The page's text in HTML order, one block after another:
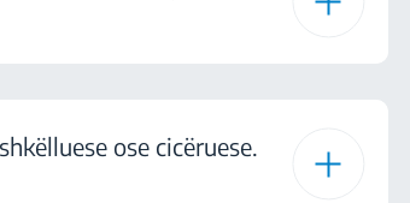
ose cicëruese.